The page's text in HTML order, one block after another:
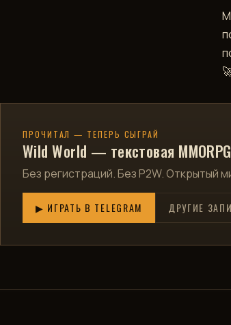
ПРОЧИТАЛ — ТЕПЕРЬ СЫГРАЙ
Wild World — текстовая
Без регистраций. Без P2W. Открытый
▶ ИГРАТЬ В TELEGRAM ДРУГИЕ